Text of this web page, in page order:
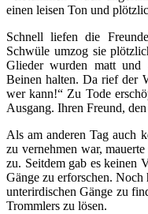
einen leisen Ton und
Schnell liefen die
Schwüle umzog sie
Glieder wurden matt
Beinen halten. Da rief der
wer kann!“ Zu Tode
Ausgang. Ihren Freund,
Als am anderen Tag auch
zu vernehmen war,
zu. Seitdem gab es keinen
Gänge zu erforschen. Noch
unterirdischen Gänge zu
Trommlers zu lösen.